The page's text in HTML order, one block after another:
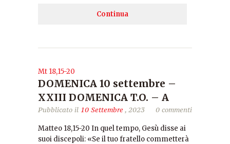
Continua
Mt 18,15-20
DOMENICA 10 settembre –
XXIII DOMENICA T.O. – A
Pubblicato il 10 Settembre, 2023 0 commenti
Matteo 18,15-20 In quel tempo, Gesù disse ai
suoi discepoli: «Se il tuo fratello commetterà